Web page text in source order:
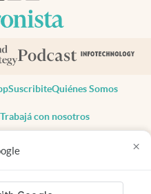
×
SuscribiteQuiénes Somos
Trabajá con nosotros
reservados